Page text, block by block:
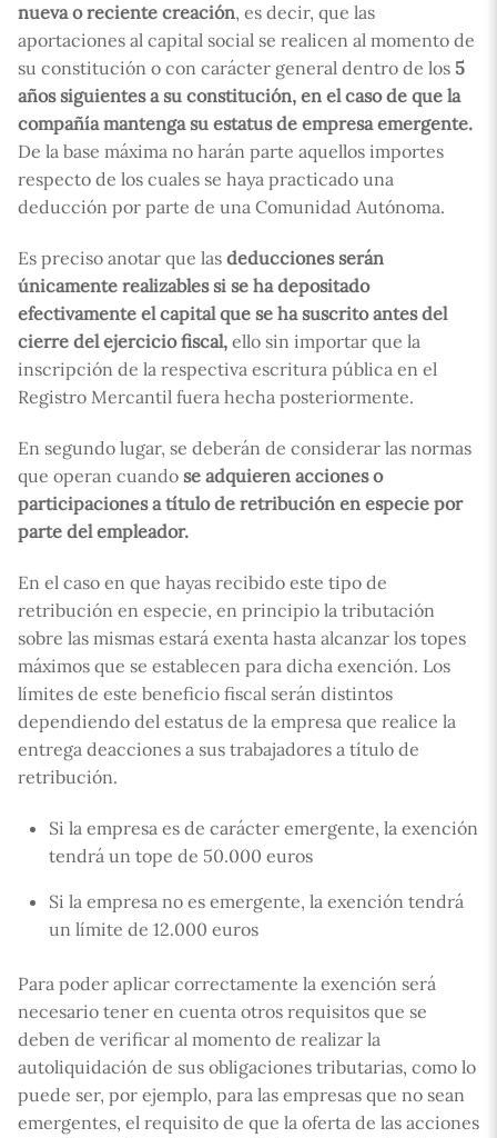
nueva o reciente creación, es decir, que las
aportaciones al capital social se realicen al momento de
su constitución o con carácter general dentro de los 5
años siguientes a su constitución, en el caso de que la
compañía mantenga su estatus de empresa emergente.
De la base máxima no harán parte aquellos importes
respecto de los cuales se haya practicado una
deducción por parte de una Comunidad Autónoma.
Es preciso anotar que las deducciones serán
únicamente realizables si se ha depositado
efectivamente el capital que se ha suscrito antes del
cierre del ejercicio fiscal, ello sin importar que la
inscripción de la respectiva escritura pública en el
Registro Mercantil fuera hecha posteriormente.
En segundo lugar, se deberán de considerar las normas
que operan cuando se adquieren acciones o
participaciones a título de retribución en especie por
parte del empleador.
En el caso en que hayas recibido este tipo de
retribución en especie, en principio la tributación
sobre las mismas estará exenta hasta alcanzar los topes
máximos que se establecen para dicha exención. Los
límites de este beneficio fiscal serán distintos
dependiendo del estatus de la empresa que realice la
entrega deacciones a sus trabajadores a título de
retribución.
Si la empresa es de carácter emergente, la exención
tendrá un tope de 50.000 euros
Si la empresa no es emergente, la exención tendrá
un límite de 12.000 euros
Para poder aplicar correctamente la exención será
necesario tener en cuenta otros requisitos que se
deben de verificar al momento de realizar la
autoliquidación de sus obligaciones tributarias, como lo
puede ser, por ejemplo, para las empresas que no sean
emergentes, el requisito de que la oferta de las acciones